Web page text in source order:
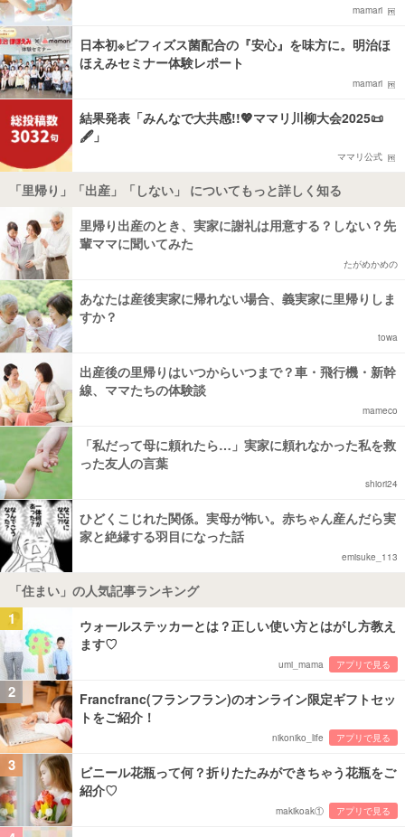
mamari
日本初※ビフィズス菌配合の『安心』を味方に。明治ほ
ほえみセミナー体験レポート
mamari
結果発表「みんなで大共感!!💖ママリ川柳大会2025📜
🖋️」
ママリ公式
「里帰り」「出産」「しない」 についてもっと詳しく知る
里帰り出産のとき、実家に謝礼は用意する？しない？先
輩ママに聞いてみた
たがめかめの
あなたは産後実家に帰れない場合、義実家に里帰りしま
すか？
towa
出産後の里帰りはいつからいつまで？車・飛行機・新幹
線、ママたちの体験談
mameco
「私だって母に頼れたら…」実家に頼れなかった私を救
った友人の言葉
shiori24
ひどくこじれた関係。実母が怖い。赤ちゃん産んだら実
家と絶縁する羽目になった話
emisuke_113
「住まい」の人気記事ランキング
1
ウォールステッカーとは？正しい使い方とはがし方教え
ます♡
umi_mama アプリで見る
2
Francfranc(フランフラン)のオンライン限定ギフトセッ
トをご紹介！
nikoniko_life アプリで見る
3
ビニール花瓶って何？折りたたみができちゃう花瓶をご
紹介♡
makikoak① アプリで見る